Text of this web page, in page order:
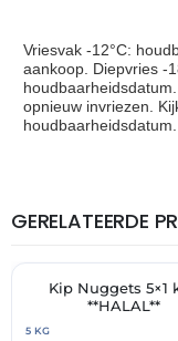
Vriesvak -12°C:
aankoop. Diepvries -
opnieuw invriezen.
houdbaarheidsdatum.
GERELATEERDE
✓ VAST ASSORTIMENT
THT:
16-
Kip Nuggets 5×1
**HALAL**
5 KG